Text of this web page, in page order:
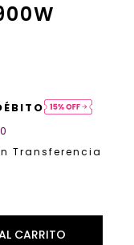
Transferencia